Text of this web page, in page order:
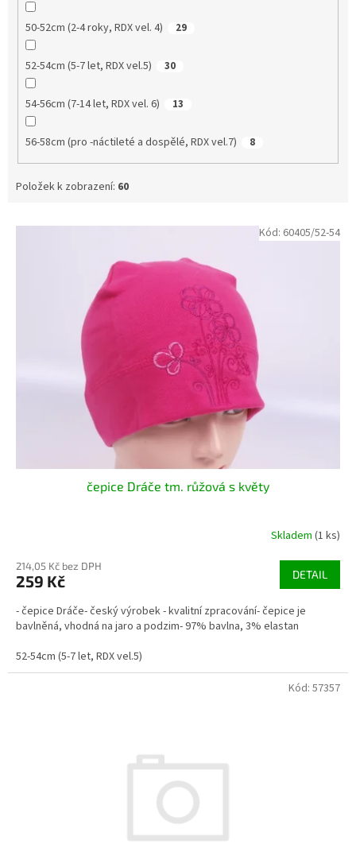
50-52cm (2-4 roky, RDX vel. 4) 29
52-54cm (5-7 let, RDX vel.5) 30
54-56cm (7-14 let, RDX vel. 6) 13
56-58cm (pro -náctileté a dospělé, RDX vel.7) 8
Položek k zobrazení: 60
V
čepice Dráče tm. růžová s květy
Skladem (1 ks)
214,05 Kč bez DPH
259 Kč DETAIL
- čepice Dráče- český výrobek - kvalitní zpracování- čepice je
bavlněná, vhodná na jaro a podzim- 97% bavlna, 3% elastan
52-54cm (5-7 let, RDX vel.5)
Kód: 60405/52-54
Kód: 57357